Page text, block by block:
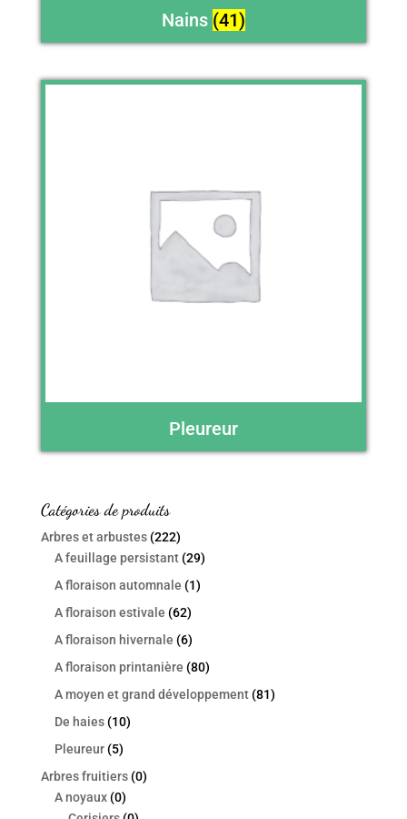
Nains (41)
Pleureur
Catégories de produits
Arbres et arbustes (222)
A feuillage persistant (29)
A floraison automnale (1)
A floraison estivale (62)
A floraison hivernale (6)
A floraison printanière (80)
A moyen et grand développement (81)
De haies (10)
Pleureur (5)
Arbres fruitiers (0)
A noyaux (0)